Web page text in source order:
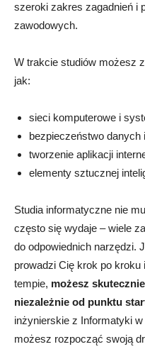
szeroki zakres zagadnień i
zawodowych.
W trakcie studiów możesz
jak:
sieci komputerowe i
bezpieczeństwo
tworzenie aplikacji
elementy sztucznej
Studia informatyczne nie
często się wydaje – wiele
do odpowiednich narzędzi.
prowadzi Cię krok po kroku
tempie, możesz
niezależnie od punktu
inżynierskie z Informatyki
możesz rozpocząć swoją